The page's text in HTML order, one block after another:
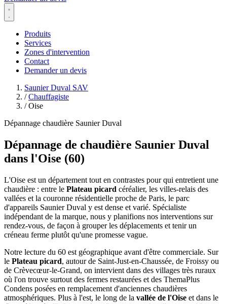
Produits
Services
Zones d'intervention
Contact
Demander un devis
Saunier Duval SAV
/ Chauffagiste
/ Oise
Dépannage chaudière Saunier Duval
Dépannage de chaudière Saunier Duval
dans l'Oise (60)
L'Oise est un département tout en contrastes pour qui entretient une
chaudière : entre le Plateau picard céréalier, les villes-relais des
vallées et la couronne résidentielle proche de Paris, le parc
d'appareils Saunier Duval y est dense et varié. Spécialiste
indépendant de la marque, nous y planifions nos interventions sur
rendez-vous, de façon à grouper les déplacements et tenir un
créneau ferme plutôt qu'une promesse vague.
Notre lecture du 60 est géographique avant d'être commerciale. Sur
le Plateau picard, autour de Saint-Just-en-Chaussée, de Froissy ou
de Crèvecœur-le-Grand, on intervient dans des villages très ruraux
où l'on trouve surtout des fermes restaurées et des ThemaPlus
Condens posées en remplacement d'anciennes chaudières
atmosphériques. Plus à l'est, le long de la vallée de l'Oise et dans le